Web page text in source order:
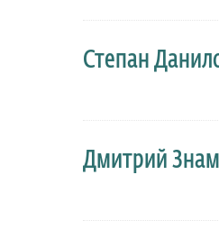
Степан
Дмитрий